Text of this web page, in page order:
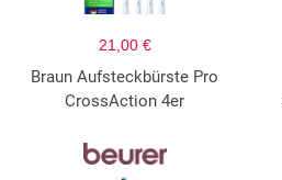
21,00 €
Braun Aufsteckbürste Pro
CrossAction 4er